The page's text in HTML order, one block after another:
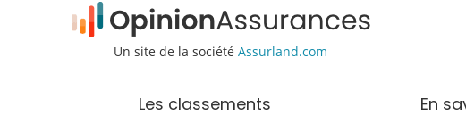
Un site de la société Assurland.com
Les classements En